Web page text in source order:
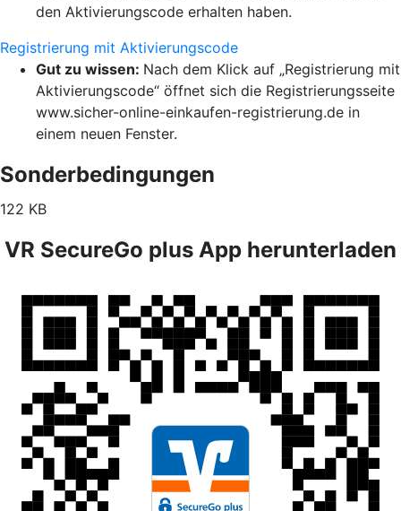
den Aktivierungscode erhalten haben.
Registrierung mit Aktivierungscode
Gut zu wissen: Nach dem Klick auf „Registrierung mit
Aktivierungscode“ öffnet sich die Registrierungsseite
www.sicher-online-einkaufen-registrierung.de in
einem neuen Fenster.
Sonderbedingungen
122 KB
VR SecureGo plus App herunterladen